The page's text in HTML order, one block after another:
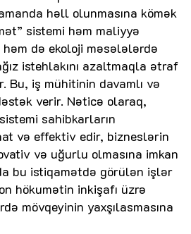
həll olunmasına kömək
sistemi həm maliyyə
də ekoloji məsələlərdə
istehlakını azaltmaqla ətraf
Bu, iş mühitinin davamlı və
verir. Nəticə olaraq,
sahibkarların
və effektiv edir, bizneslərin
və uğurlu olmasına imkan
bu istiqamətdə görülən işlər
hökumətin inkişafı üzrə
mövqeyinin yaxşılasmasına